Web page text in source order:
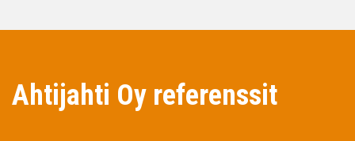
Ahtijahti Oy referenssit